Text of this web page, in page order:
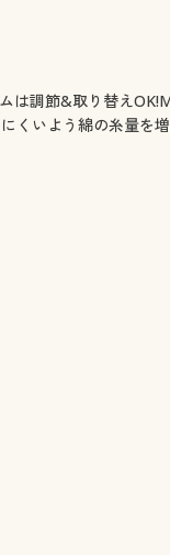
は調節&取り替え
くいよう綿の糸量を